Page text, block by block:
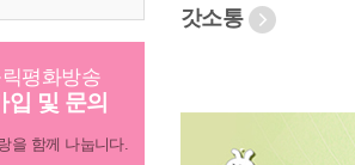
평화방송
입 및 문의
을 함께 나눕니다.
갓소통